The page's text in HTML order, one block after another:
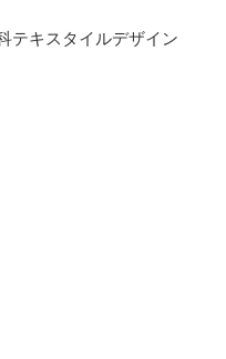
テキスタイルデザイン